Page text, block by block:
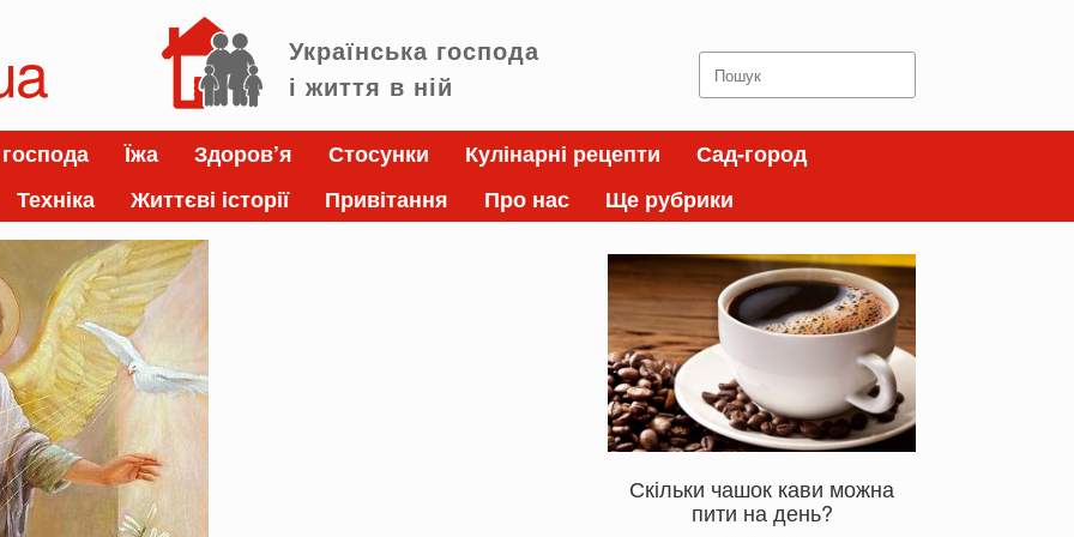
Українська господа
і життя в ній
Search
for:
Їжа Здоров’я Стосунки Кулінарні рецепти
Сад-город
Техніка Життєві історії Привітання Про нас Ще рубрики
Скільки чашок кави можна
пити на день?